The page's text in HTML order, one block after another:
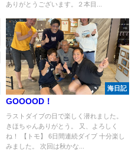
ありがとうございます。２本目...
海日記
GOOOOD！
ラストダイブの日で楽しく潜れました。
きほちゃんありがとう。 又、よろしく
ね！ 【トモ】 6日間連続ダイブ 十分楽し
みました。 次回は秋かな...